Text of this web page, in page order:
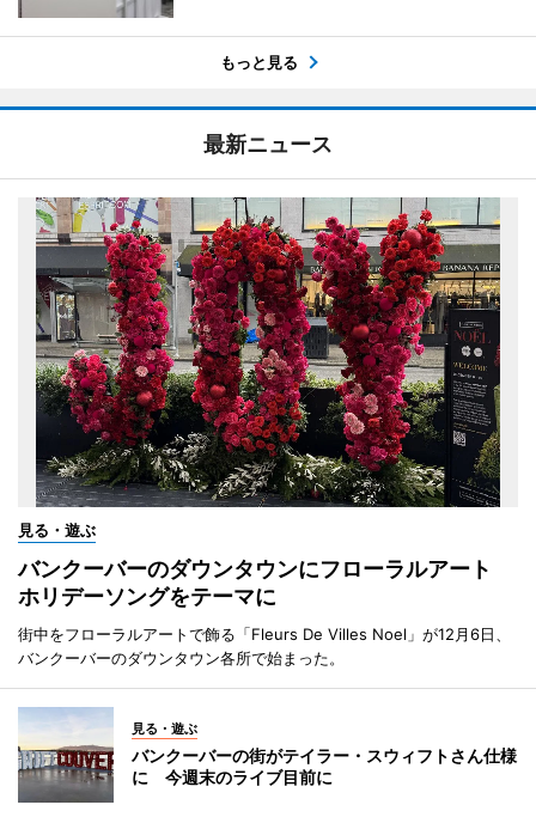
もっと見る
最新ニュース
見る・遊ぶ
バンクーバーのダウンタウンにフローラルアート
ホリデーソングをテーマに
街中をフローラルアートで飾る「Fleurs De Villes Noel」が12月6日、
バンクーバーのダウンタウン各所で始まった。
見る・遊ぶ
バンクーバーの街がテイラー・スウィフトさん仕様
に 今週末のライブ目前に